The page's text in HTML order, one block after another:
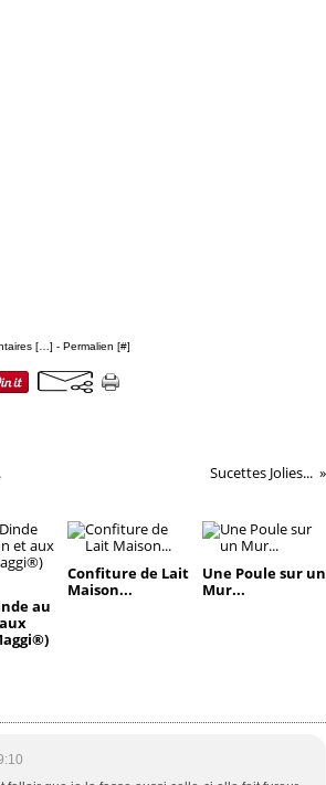
[ ] - Permalien [#]
Sucettes Jolies...
au
Confiture de Lait
Maison...
Une Poule sur un
Mur...